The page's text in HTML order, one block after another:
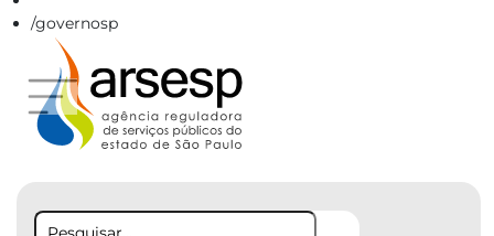
/governosp